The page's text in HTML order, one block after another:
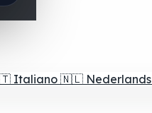
Italiano 🇳🇱 Nederlands